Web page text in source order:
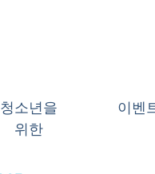
청소년을
위한
이벤